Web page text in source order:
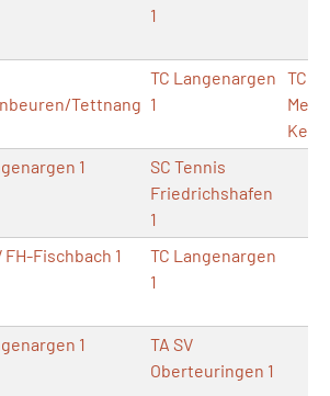
1
Tettnang
TC Langenargen
1
TC
1
SC Tennis
Friedrichshafen
1
FH-Fischbach 1
TC Langenargen
1
1
TA SV
Oberteuringen 1